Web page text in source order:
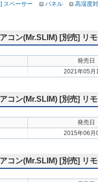
スペーサー パネル
高湿度
コン(Mr.SLIM) [別売] リ
発売日
2021年05月
コン(Mr.SLIM) [別売] リ
発売日
2015年06月
コン(Mr.SLIM) [別売] リ